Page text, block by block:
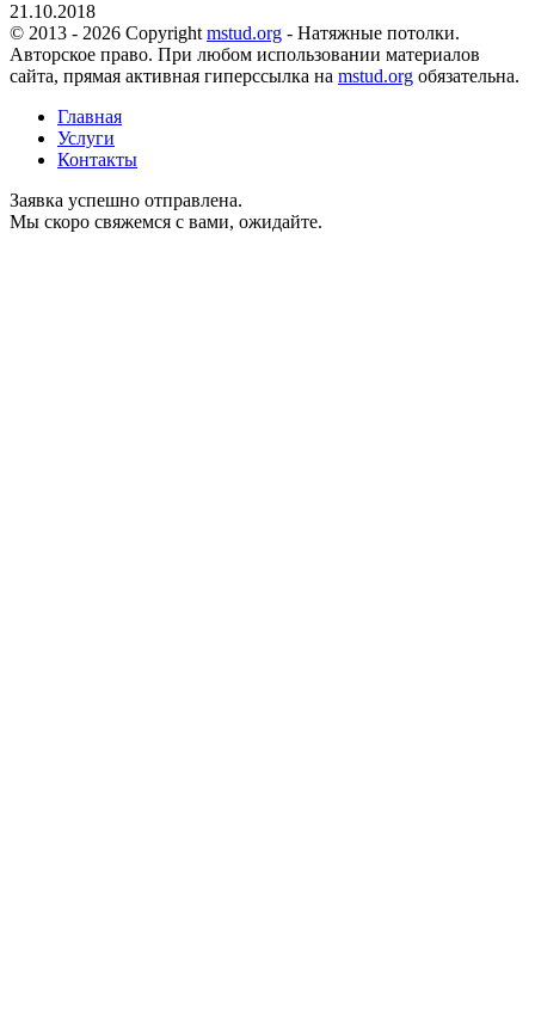
21.10.2018
© 2013 - 2026 Copyright mstud.org - Натяжные потолки.
Авторское право. При любом использовании материалов
сайта, прямая активная гиперссылка на mstud.org обязательна.
Главная
Услуги
Контакты
Заявка успешно отправлена.
Мы скоро свяжемся с вами, ожидайте.